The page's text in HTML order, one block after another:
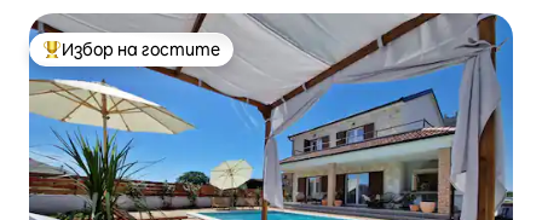
Най-популярен избор на гостите
Избор на гостите